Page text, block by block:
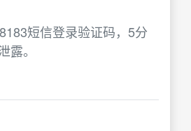
短信登录验证码，5分
露。